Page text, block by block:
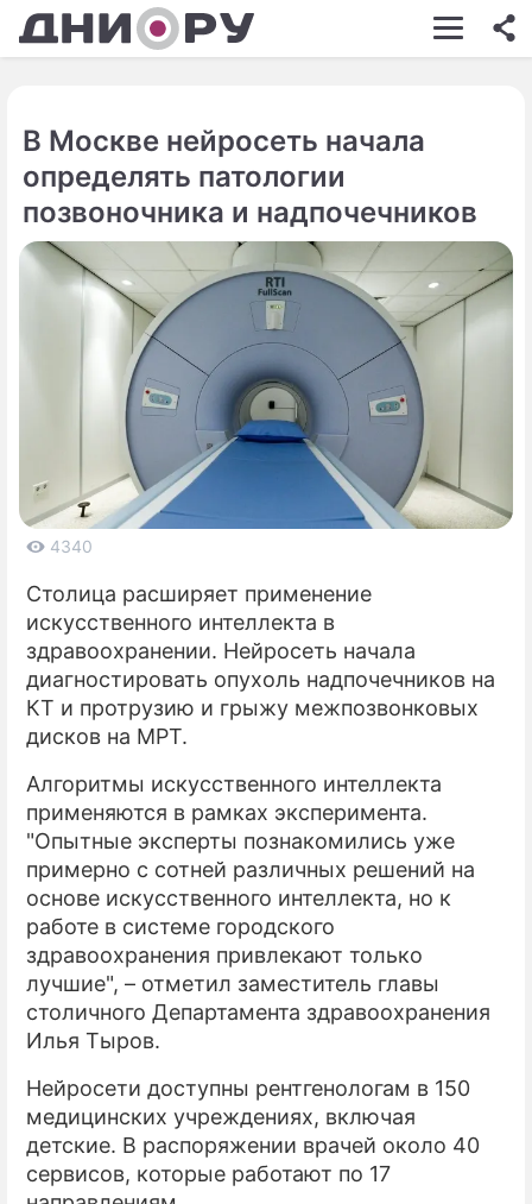
ШОУ-БИЗНЕС
КИНО
ЗДОРОВЬЕ
ЭКОНОМИКА
ПРОИСШЕСТВИЯ
СОННИК
СТИЛЬ ЖИЗНИ
СЕРИАЛЫ
ИГРЫ
О ПРОЕКТЕ
В Москве нейросеть начала
определять патологии
позвоночника и надпочечников
4340
Столица расширяет применение
искусственного интеллекта в
здравоохранении. Нейросеть начала
диагностировать опухоль надпочечников на
КТ и протрузию и грыжу межпозвонковых
дисков на МРТ.
Алгоритмы искусственного интеллекта
применяются в рамках эксперимента.
"Опытные эксперты познакомились уже
примерно с сотней различных решений на
основе искусственного интеллекта, но к
работе в системе городского
здравоохранения привлекают только
лучшие", – отметил заместитель главы
столичного Департамента здравоохранения
Илья Тыров.
Нейросети доступны рентгенологам в 150
медицинских учреждениях, включая
детские. В распоряжении врачей около 40
сервисов, которые работают по 17